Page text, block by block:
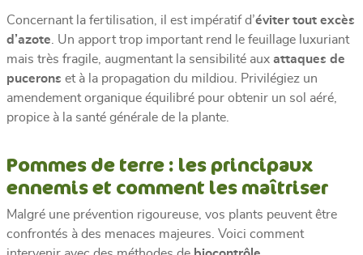
Concernant la fertilisation, il est impératif d’éviter tout excès
d’azote . Un apport trop important rend le feuillage luxuriant
mais très fragile, augmentant la sensibilité aux attaques de
pucerons et à la propagation du mildiou. Privilégiez un
amendement organique équilibré pour obtenir un sol aéré,
propice à la santé générale de la plante.
Pommes de terre : les principaux
ennemis et comment les maîtriser
Malgré une prévention rigoureuse, vos plants peuvent être
confrontés à des menaces majeures. Voici comment